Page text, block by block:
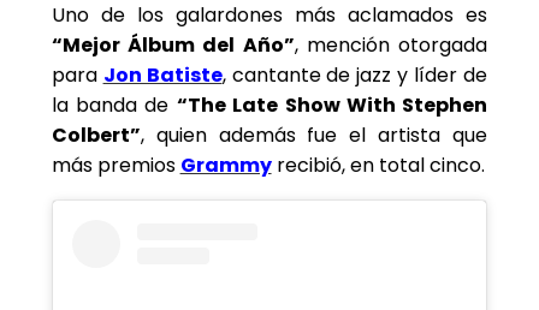
Uno de los galardones más aclamados es
“Mejor Álbum del Año”, mención otorgada
para Jon Batiste, cantante de jazz y líder de
la banda de “The Late Show With Stephen
Colbert”, quien además fue el artista que
más premios Grammyrecibió, en total cinco.